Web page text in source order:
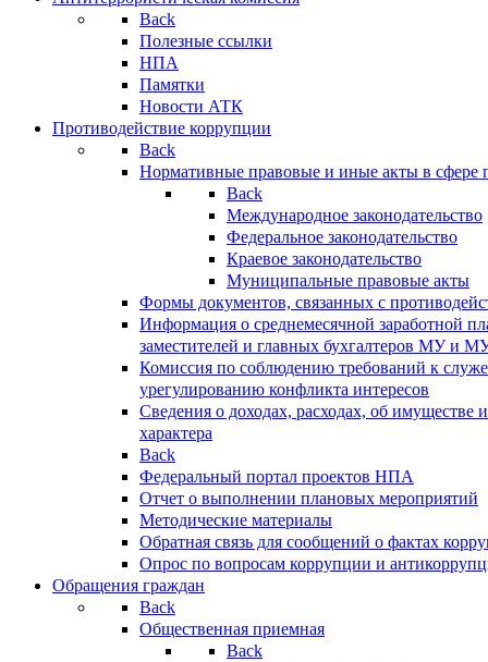
Back
Полезные ссылки
НПА
Памятки
Новости АТК
Противодействие коррупции
Back
Нормативные правовые и иные акты в сфере
Back
Международное законодательство
Федеральное законодательство
Краевое законодательство
Муниципальные правовые акты
Формы документов, связанных с
Информация о среднемесячной заработной
заместителей и главных бухгалтеров МУ и
Комиссия по соблюдению требований к
урегулированию конфликта интересов
Сведения о доходах, расходах, об имуществе
характера
Back
Федеральный портал проектов НПА
Отчет о выполнении плановых мероприятий
Методические материалы
Обратная связь для сообщений о фактах
Опрос по вопросам коррупции и
Обращения граждан
Back
Общественная приемная
Back